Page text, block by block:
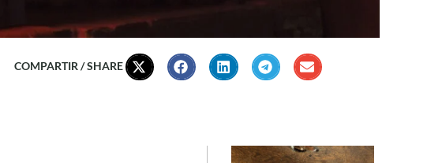
COMPARTIR / SHARE